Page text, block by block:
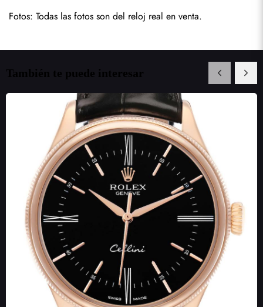
Fotos: Todas las fotos son del reloj real en venta.
También te puede interesar